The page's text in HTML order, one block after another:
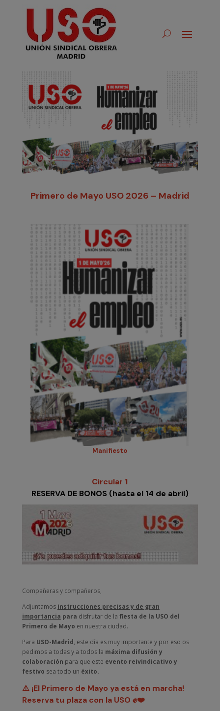
Primero de Mayo USO 2026 – Madrid
Manifiesto
Circular 1
RESERVA DE BONOS (hasta el 14 de abril)
Compañeras y compañeros,
Adjuntamos instrucciones precisas y de gran
importancia para disfrutar de la fiesta de la USO del
Primero de Mayo en nuestra ciudad.
Para USO-Madrid, este día es muy importante y por eso os
pedimos a todas y a todos la máxima difusión y
colaboración para que este evento reivindicativo y
festivo sea todo un éxito.
⚠️ ¡El Primero de Mayo ya está en marcha!
Reserva tu plaza con la USO ✊❤️